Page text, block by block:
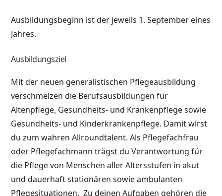
Ausbildungsbeginn ist der jeweils 1. September eines
Jahres.
Ausbildungsziel
Mit der neuen generalistischen Pflegeausbildung
verschmelzen die Berufsausbildungen für
Altenpflege, Gesundheits- und Krankenpflege sowie
Gesundheits- und Kinderkrankenpflege. Damit wirst
du zum wahren Allroundtalent. Als Pflegefachfrau
oder Pflegefachmann trägst du Verantwortung für
die Pflege von Menschen aller Altersstufen in akut
und dauerhaft stationären sowie ambulanten
Pflegesituationen. Zu deinen Aufgaben gehören die